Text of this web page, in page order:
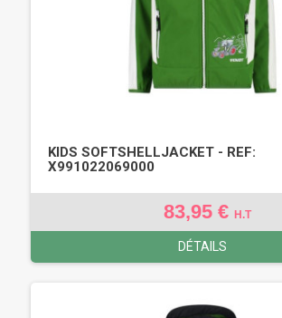
KIDS SOFTSHELLJACKET - REF:
X991022069000
83,95 € H.T
DÉTAILS